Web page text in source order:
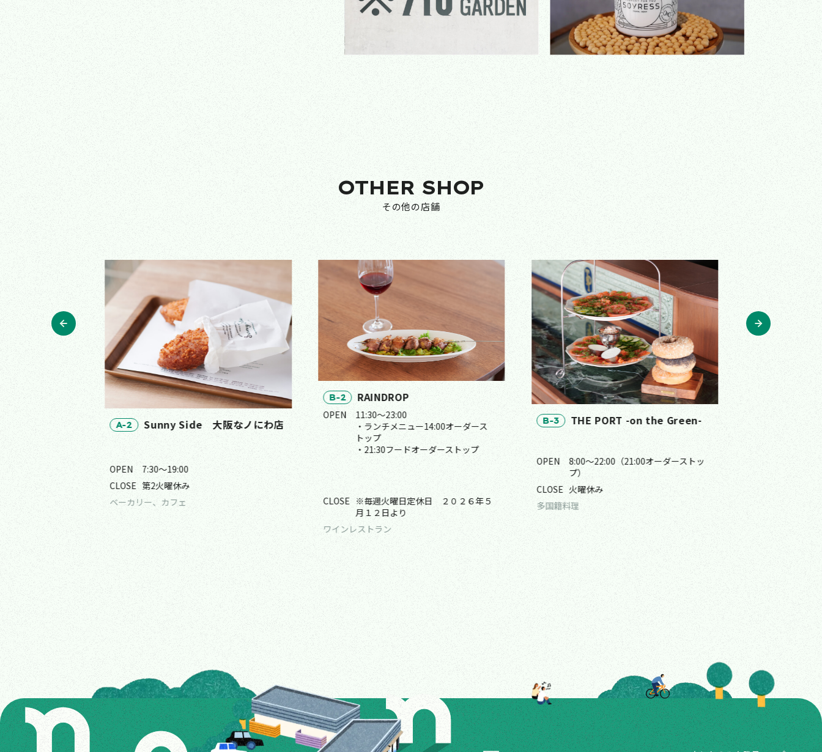
OTHER SHOP
その他の店舗
A-2 Sunny Side 大阪なノにわ店
OPEN
7:30〜19:00
CLOSE 第2火曜休み
ベーカリー、カフェ
B-2 RAINDROP
OPEN
11:30〜23:00
・ランチメニュー14:00オーダース
トップ
・21:30フードオーダーストップ
CLOSE ※毎週火曜日定休日 ２０２６年５
月１２日より
ワインレストラン
B-3 THE PORT -on the Green-
OPEN
8:00〜22:00（21:00オーダーストッ
プ）
CLOSE 火曜休み
多国籍料理